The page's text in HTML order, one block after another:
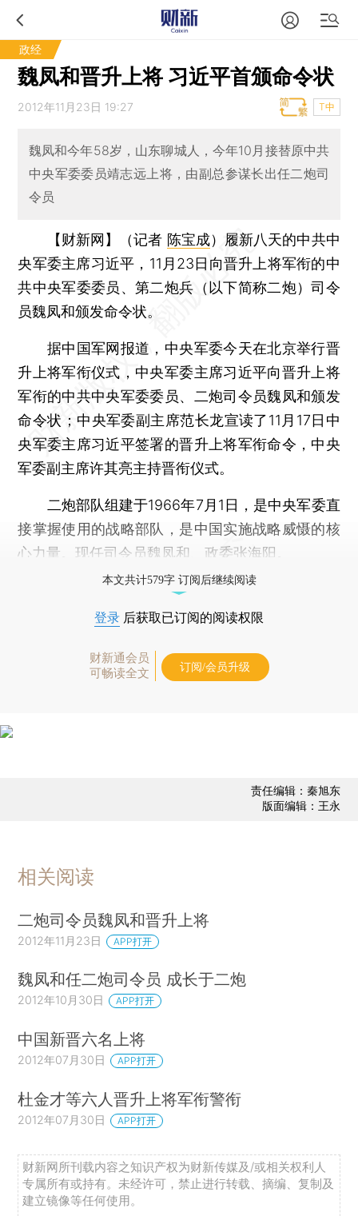
政经
魏凤和晋升上将 习近平首颁命令状
2012年11月23日 19:27 T中
魏凤和今年58岁，山东聊城人，今年10月接替原中共
中央军委委员靖志远上将，由副总参谋长出任二炮司
令员
【财新网】（记者 陈宝成） 履新八天的中共中
央军委主席习近平，11月23日向晋升上将军衔的中
共中央军委委员、第二炮兵（以下简称二炮）司令
员魏凤和颁发命令状。
据中国军网报道，中央军委今天在北京举行晋
升上将军衔仪式，中央军委主席习近平向晋升上将
军衔的中共中央军委委员、二炮司令员魏凤和颁发
命令状；中央军委副主席范长龙宣读了11月17日中
央军委主席习近平签署的晋升上将军衔命令，中央
军委副主席许其亮主持晋衔仪式。
二炮部队组建于1966年7月1日，是中央军委直
接掌握使用的战略部队，是中国实施战略威慑的核
心力量。现任司令员魏凤和、政委张海阳。
本文共计579字 订阅后继续阅读
登录 后获取已订阅的阅读权限
财新通会员
可畅读全文
订阅/会员升级
责任编辑：秦旭东
版面编辑：王永
相关阅读
二炮司令员魏凤和晋升上将
2012年11月23日 APP打开
魏凤和任二炮司令员 成长于二炮
2012年10月30日 APP打开
中国新晋六名上将
2012年07月30日 APP打开
杜金才等六人晋升上将军衔警衔
2012年07月30日 APP打开
财新网所刊载内容之知识产权为财新传媒及/或相关权利人
专属所有或持有。未经许可，禁止进行转载、摘编、复制及
建立镜像等任何使用。